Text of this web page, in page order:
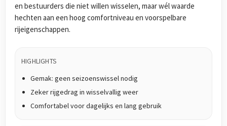
en bestuurders die niet willen wisselen, maar wél waarde
hechten aan een hoog comfortniveau en voorspelbare
rijeigenschappen.
HIGHLIGHTS
Gemak: geen seizoenswissel nodig
Zeker rijgedrag in wisselvallig weer
Comfortabel voor dagelijks en lang gebruik